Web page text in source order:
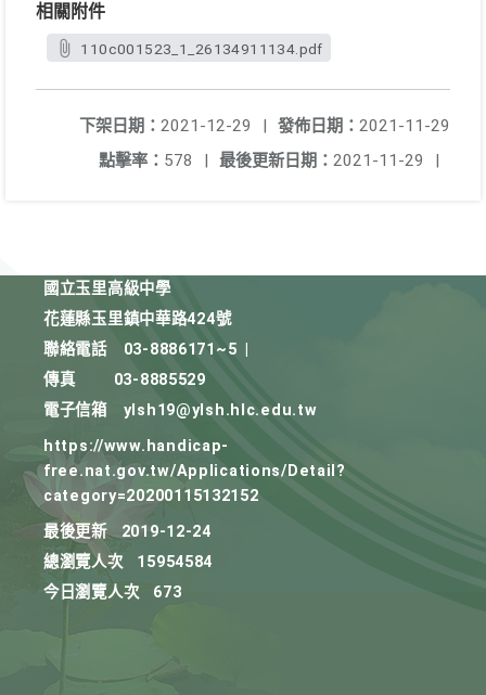
相關附件
110c001523_1_26134911134.pdf
發佈日期： 2021-11-29
下架日期： 2021-12-29
|
最後更新日期： 2021-11-29 |
點擊率： 578 |
國立玉里高級中學
花蓮縣玉里鎮中華路424號
聯絡電話
03-8886171~5
傳真
03-8885529
電子信箱
ylsh19@ylsh.hlc.edu.tw
https://www.handicap-
free.nat.gov.tw/Applications/Detail?
category=20200115132152
最後更新
2019-12-24
總瀏覽人次
15954584
今日瀏覽人次
673